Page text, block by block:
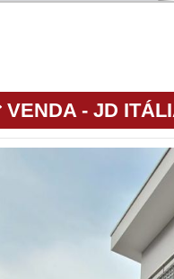
VENDA - JD